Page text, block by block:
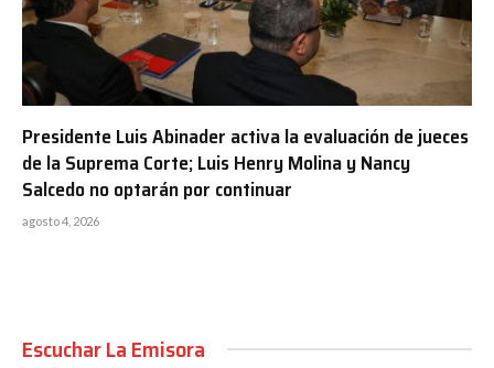
Presidente Luis Abinader activa la evaluación de jueces
de la Suprema Corte; Luis Henry Molina y Nancy
Salcedo no optarán por continuar
agosto 4, 2026
Escuchar La Emisora